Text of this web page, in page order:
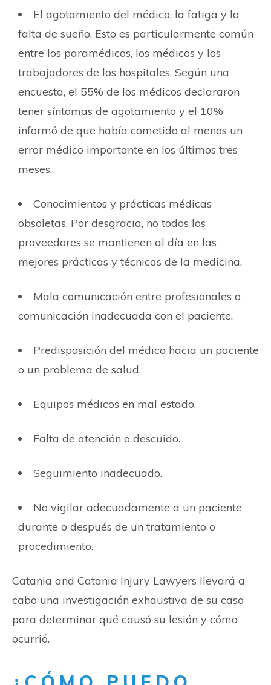
El agotamiento del médico, la fatiga y la
falta de sueño. Esto es particularmente común
entre los paramédicos, los médicos y los
trabajadores de los hospitales. Según una
encuesta, el 55% de los médicos declararon
tener síntomas de agotamiento y el 10%
informó de que había cometido al menos un
error médico importante en los últimos tres
meses.
Conocimientos y prácticas médicas
obsoletas. Por desgracia, no todos los
proveedores se mantienen al día en las
mejores prácticas y técnicas de la medicina.
Mala comunicación entre profesionales o
comunicación inadecuada con el paciente.
Predisposición del médico hacia un paciente
o un problema de salud.
Equipos médicos en mal estado.
Falta de atención o descuido.
Seguimiento inadecuado.
No vigilar adecuadamente a un paciente
durante o después de un tratamiento o
procedimiento.
Catania and Catania Injury Lawyers llevará a
cabo una investigación exhaustiva de su caso
para determinar qué causó su lesión y cómo
ocurrió.